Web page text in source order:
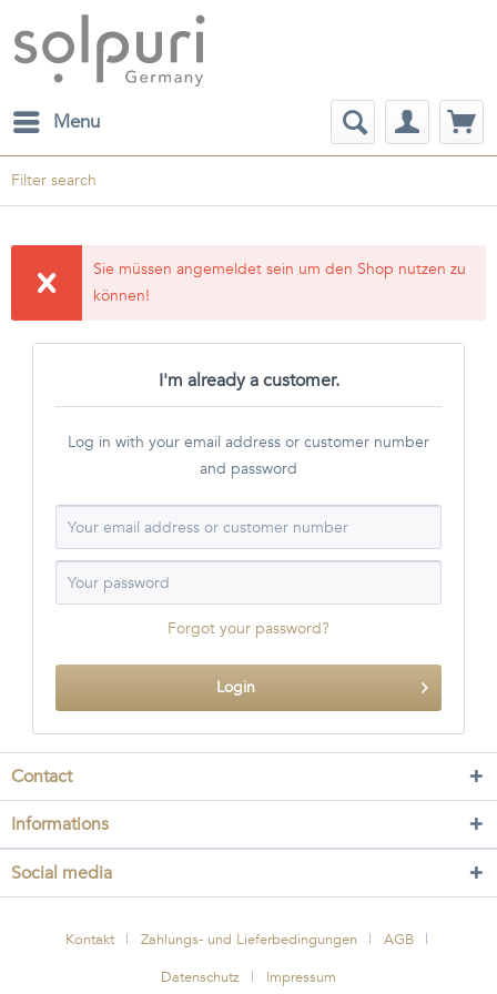
Menu
Filter search
Sie müssen angemeldet sein um den Shop nutzen zu
können!
I'm already a customer.
Log in with your email address or customer number
and password
Forgot your password?
Login
Contact
Informations
Social media
Kontakt Zahlungs- und Lieferbedingungen
AGB
Datenschutz
Impressum